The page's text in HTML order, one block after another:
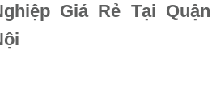
Giá Rẻ Tại Quận